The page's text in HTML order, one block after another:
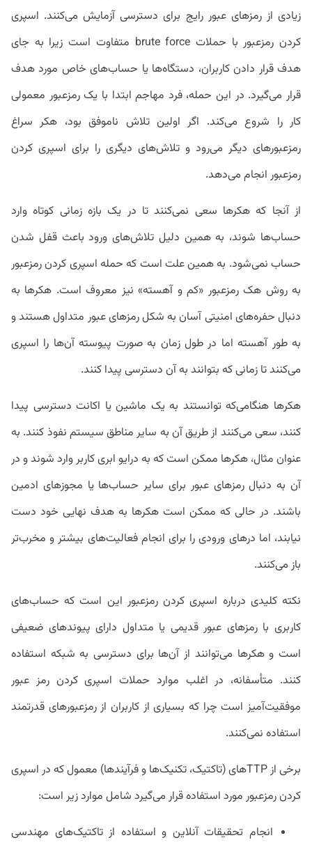
زیادی از رمزهای عبور رایج برای دسترسی آزمایش می‌کنند. اسپری
کردن رمزعبور با حملات brute force متفاوت است زیرا به جای
هدف قرار دادن کاربران، دستگاه‌ها یا حساب‌های خاص مورد هدف
قرار می‌گیرد. در این حمله، فرد مهاجم ابتدا با یک رمزعبور معمولی
کار را شروع می‌کند. اگر اولین تلاش ناموفق بود، هکر سراغ
رمزعبورهای دیگر می‌رود و تلاش‌های دیگری را برای اسپری کردن
رمزعبور انجام می‌دهد.
از آنجا که هکرها سعی نمی‌کنند تا در یک بازه زمانی کوتاه وارد
حساب‌ها شوند، به همین دلیل تلاش‌های ورود باعث قفل شدن
حساب نمی‌شود. به همین علت است که حمله اسپری کردن رمزعبور
به روش هک رمزعبور «کم و آهسته» نیز معروف است. هکرها به
دنبال حفره‌های امنیتی آسان به شکل رمزهای عبور متداول هستند و
به طور آهسته اما در طول زمان به صورت پیوسته آن‌ها را اسپری
می‌کنند تا زمانی که بتوانند به آن دسترسی پیدا کنند.
هکرها هنگامی‌که توانستند به یک ماشین یا اکانت دسترسی پیدا
کنند، سعی می‌کنند از طریق آن به سایر مناطق سیستم نفوذ کنند. به
عنوان مثال، هکرها ممکن است که به درایو ابری کاربر وارد شوند و در
آن به دنبال رمزهای عبور برای سایر حساب‌ها یا مجوزهای ادمین
باشند. در حالی که ممکن است هکرها به هدف نهایی خود دست
نیابند، اما درهای ورودی را برای انجام فعالیت‌های بیشتر و مخرب‌تر
باز می‌کنند.
نکته کلیدی درباره اسپری کردن رمزعبور این است که حساب‌های
کاربری با رمزهای عبور قدیمی ‌یا متداول دارای پیوندهای ضعیفی
است و هکرها می‌توانند از آن‌ها برای دسترسی به شبکه استفاده
کنند. متأسفانه، در اغلب موارد حملات اسپری کردن رمز عبور
موفقیت‌آمیز است چرا که بسیاری از کاربران از رمزعبورهای قدرتمند
استفاده نمی‌کنند.
برخی از TTP‌های (تاکتیک، تکنیک‌ها و فرآیندها) معمول که در اسپری
کردن رمزعبور مورد استفاده قرار می‌گیرد شامل موارد زیر است:
انجام تحقیقات آنلاین و استفاده از تاکتیک‌های مهندسی